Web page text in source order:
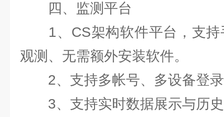
四、监测平台
1、CS架构软件平台，支持
观测、无需额外安装软件。
2、支持多帐号、多设备登录
3、支持实时数据展示与历史